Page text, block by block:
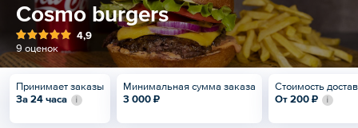
Cosmo burgers
4,9
9 оценок
Принимает заказы
За 24 часа
Минимальная сумма заказа
3 000 ₽
Стоимость
От 200 ₽